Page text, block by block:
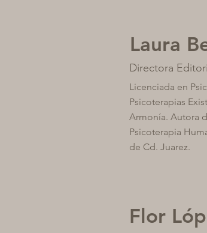
Laura
Directora
Licenciada en
Psicoterapias
Armonía. Autora
Psicoterapia
de Cd. Juarez.
Flor